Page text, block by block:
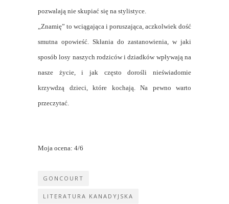
pozwalają nie skupiać się na stylistyce.
„Znamię” to wciągająca i poruszająca, aczkolwiek dość
smutna opowieść. Skłania do zastanowienia, w jaki
sposób losy naszych rodziców i dziadków wpływają na
nasze życie, i jak często dorośli nieświadomie
krzywdzą dzieci, które kochają. Na pewno warto
przeczytać.
Moja ocena: 4/6
GONCOURT
LITERATURA KANADYJSKA